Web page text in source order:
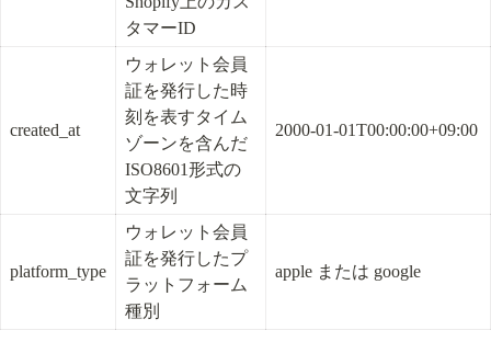
タマーID
created_at
ウォレット会員
証を発行した時
刻を表すタイム
ゾーンを含んだ
ISO8601形式の
文字列
2000-01-01T00:00:00+09:00
platform_type
ウォレット会員
証を発行したプ
ラットフォーム
種別
apple または google